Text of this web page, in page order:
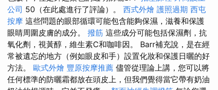
公司 50（在此處進行了評論）。 西式外燴 護照過期 西屯
按摩 這些問題的眼部循環可能包含能夠保濕，滋養和保護
眼睛周圍皮膚的成分。 撥筋 這些成分可能包括保濕劑，抗
氧化劑，視黃醇，維生素C和咖啡因。 Barr補充說，是在經
常被遺忘的地方（例如眼皮和手）設置化妝和保護日曬的好
方法。 歐式外燴 豐原按摩推薦 儘管從理論上講，您可以將
任何標準的防曬霜都放在頭皮上，但我們覺得當它帶有奶油